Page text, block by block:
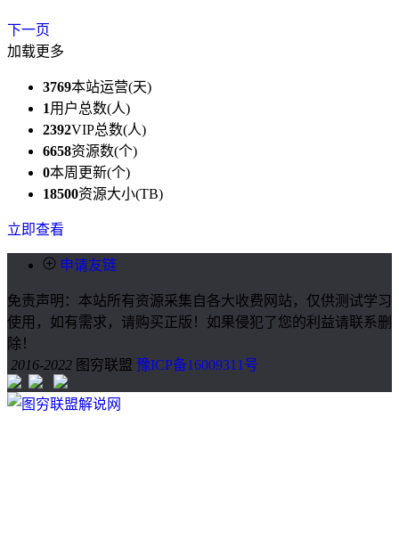
下一页
加载更多
3769本站运营(天)
1用户总数(人)
2392VIP总数(人)
6658资源数(个)
0本周更新(个)
18500资源大小(TB)
立即查看
申请友链
免责声明：本站所有资源采集自各大收费网站，仅供测试学习
使用，如有需求，请购买正版！如果侵犯了您的利益请联系删
除！
2016-2022 图穷联盟 豫ICP备16009311号